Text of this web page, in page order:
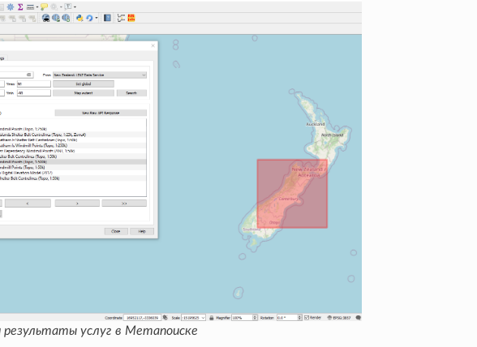
результаты услуг в Метапоиске